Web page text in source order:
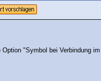
"Symbol bei Verbindung